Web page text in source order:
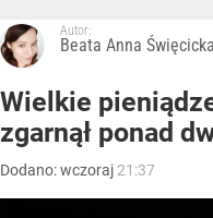
Autor:
Beata Anna Święcicka
Wielkie
zgarnął ponad
Dodano:wczoraj 21:37